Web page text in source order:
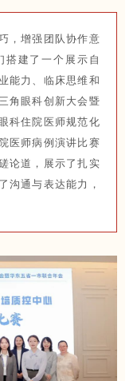
，增强团队协作意
搭建了一个展示自
能力、临床思维和
角眼科创新大会暨
科住院医师规范化
医师病例演讲比赛
论道，展示了扎实
沟通与表达能力，